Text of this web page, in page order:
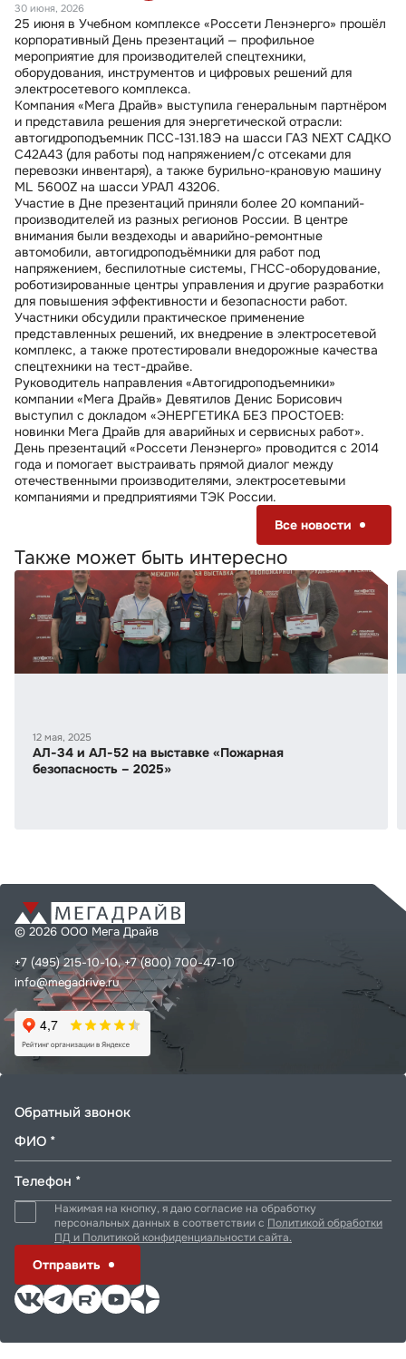
30 июня, 2026
25 июня в Учебном комплексе «Россети Ленэнерго» прошёл
корпоративный День презентаций — профильное
мероприятие для производителей спецтехники,
оборудования, инструментов и цифровых решений для
электросетевого комплекса.
Компания «Мега Драйв» выступила генеральным партнёром
и представила решения для энергетической отрасли:
автогидроподъемник ПСС-131.18Э на шасси ГАЗ NЕХТ САДКО
С42A43 (для работы под напряжением/с отсеками для
перевозки инвентаря), а также бурильно-крановую машину
ML 5600Z на шасси УРАЛ 43206.
Участие в Дне презентаций приняли более 20 компаний-
производителей из разных регионов России. В центре
внимания были вездеходы и аварийно-ремонтные
автомобили, автогидроподъёмники для работ под
напряжением, беспилотные системы, ГНСС-оборудование,
роботизированные центры управления и другие разработки
для повышения эффективности и безопасности работ.
Участники обсудили практическое применение
представленных решений, их внедрение в электросетевой
комплекс, а также протестировали внедорожные качества
спецтехники на тест-драйве.
Руководитель направления «Автогидроподъемники»
компании «Мега Драйв» Девятилов Денис Борисович
выступил с докладом «ЭНЕРГЕТИКА БЕЗ ПРОСТОЕВ:
новинки Мега Драйв для аварийных и сервисных работ».
День презентаций «Россети Ленэнерго» проводится с 2014
года и помогает выстраивать прямой диалог между
отечественными производителями, электросетевыми
компаниями и предприятиями ТЭК России.
Все новости
Также может быть интересно
12 мая, 2025
АЛ-34 и АЛ-52 на выставке «Пожарная
безопасность – 2025»
© 2026 ООО Мега Драйв
+7 (495) 215-10-10, +7 (800) 700-47-10
info@megadrive.ru
Обратный звонок
ФИО *
Телефон *
Нажимая на кнопку, я даю согласие на обработку
персональных данных в соответствии с Политикой обработки
ПД и Политикой конфиденциальности сайта.
Отправить